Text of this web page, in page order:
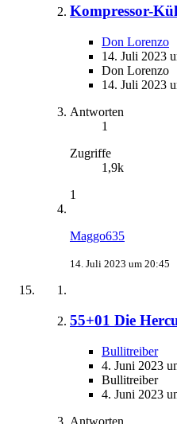
Kompressor-
Don Lorenzo
14. Juli 2023
Don Lorenzo
14. Juli 2023
Antworten
1
Zugriffe
1,9k
1
Maggo635
14. Juli 2023 um 20:45
55+01 Die
Bullitreiber
4. Juni 2023
Bullitreiber
4. Juni 2023
Antworten